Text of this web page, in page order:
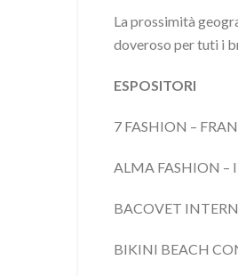
La prossimità
doveroso per tuti i
ESPOSITORI
7 FASHION –
ALMA FASHION –
BACOVET
BIKINI BEACH